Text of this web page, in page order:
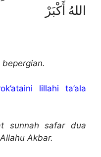
اللهُ أَكْبَرْ
bepergian.
lillahi ta’ala
sunnah safar dua
Akbar.